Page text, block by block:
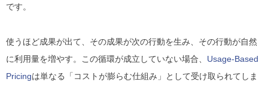
です。
使うほど成果が出て、その成果が次の行動を生み、その行動が自然
に利用量を増やす。この循環が成立していない場合、 Usage-Based
Pricingは単なる 「コストが膨らむ仕組み」
として受け取られてしま